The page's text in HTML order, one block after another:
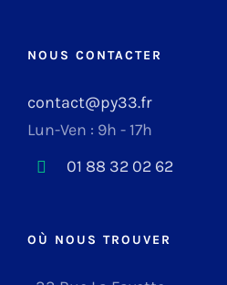
NOUS CONTACTER
contact@py33.fr
Lun-Ven : 9h - 17h
01 88 32 02 62
OÙ NOUS TROUVER